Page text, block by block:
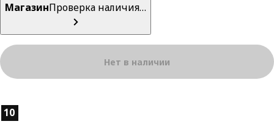
МагазинПроверка наличия…
Нет в наличии
Характеристики товара
10